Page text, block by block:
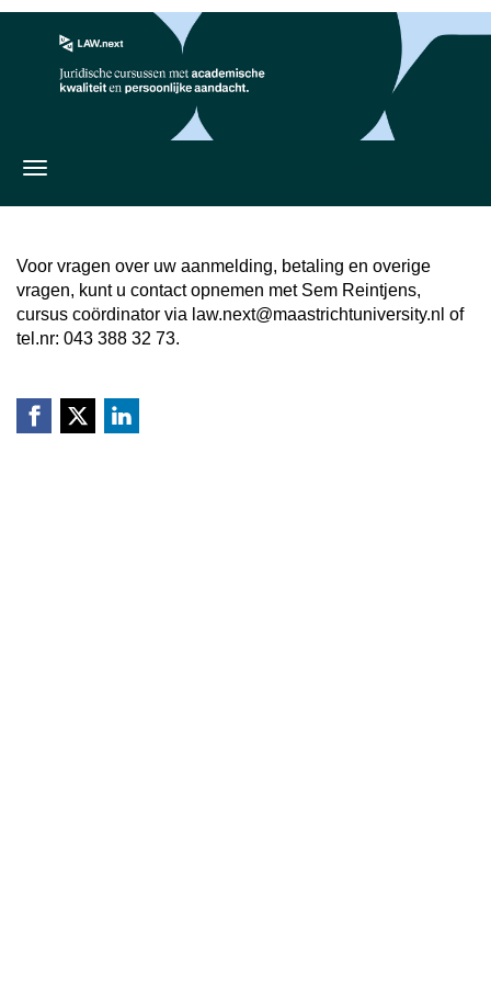
Voor vragen over uw aanmelding, betaling en overige
vragen, kunt u contact opnemen met Sem Reintjens,
cursus coördinator via law.next@maastrichtuniversity.nl of
tel.nr: 043 388 32 73.